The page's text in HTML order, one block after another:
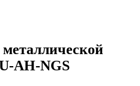
AH-NGS